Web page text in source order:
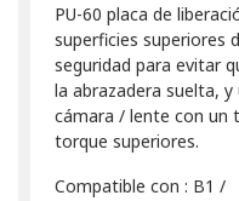
PU-60 placa de
superficies superiores
seguridad para evitar
la abrazadera suelta,
cámara / lente con un
torque superiores.
Compatible con : B1